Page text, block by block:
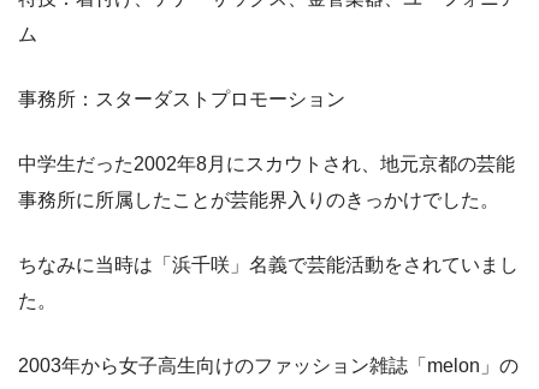
ム
事務所：スターダストプロモーション
中学生だった2002年8月にスカウトされ、地元京都の芸能
事務所に所属したことが芸能界入りのきっかけでした。
ちなみに当時は「浜千咲」名義で芸能活動をされていまし
た。
2003年から女子高生向けのファッション雑誌「melon」の